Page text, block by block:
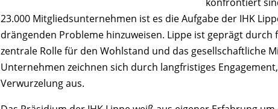
23.000 Mitgliedsunternehmen ist es die Aufgabe der IHK
drängenden Probleme hinzuweisen. Lippe ist geprägt
zentrale Rolle für den Wohlstand und das gesellschaftliche
Unternehmen zeichnen sich durch langfristiges
Verwurzelung aus.